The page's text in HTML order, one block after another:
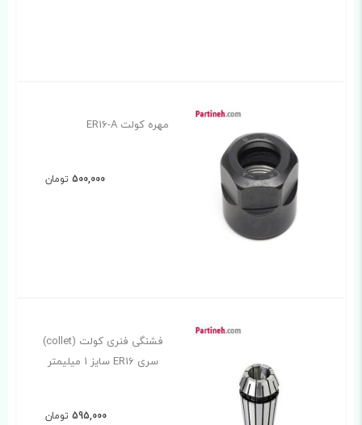
مهره کولت ER16-A
500,000 تومان
فشنگی فنری کولت (collet)
سری ER16 سایز 1 میلیمتر
595,000 تومان